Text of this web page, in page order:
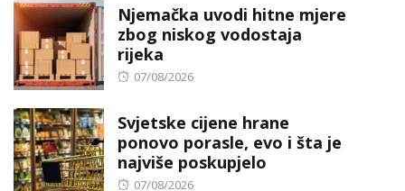
Njemačka uvodi hitne mjere
zbog niskog vodostaja
rijeka
Posted
07/08/2026
Svjetske cijene hrane
ponovo porasle, evo i šta je
najviše poskupjelo
Posted
07/08/2026